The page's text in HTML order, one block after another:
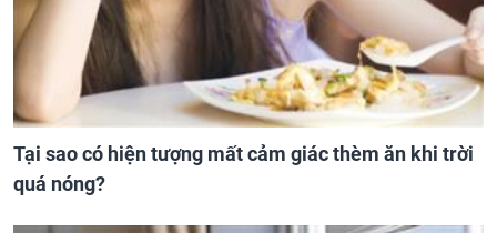
Tại sao có hiện tượng mất cảm giác thèm ăn khi trời
quá nóng?